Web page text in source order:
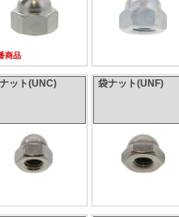
商品
ット(UNC) 袋ナット(UNF)